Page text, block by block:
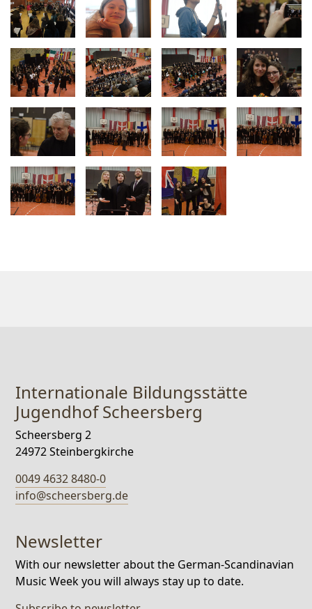
Internationale Bildungsstätte
Jugendhof Scheersberg
Scheersberg 2
24972 Steinbergkirche
0049 4632 8480-0
info@scheersberg.de
Newsletter
With our newsletter about the German-Scandinavian
Music Week you will always stay up to date.